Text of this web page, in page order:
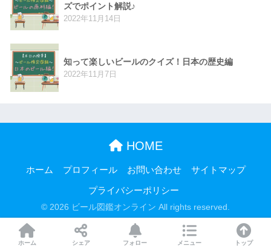
ズでポイント解説♪
2022年11月14日
知って楽しいビールのクイズ！日本の歴史編
2022年11月7日
HOME
ホーム プロフィール お問い合わせ サイトマップ
プライバシーポリシー
© 2026 ビール図鑑オンライン All rights reserved.
ホーム シェア フォロー メニュー トップ